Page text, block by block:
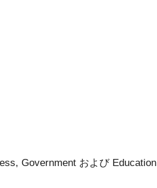
Government および Education